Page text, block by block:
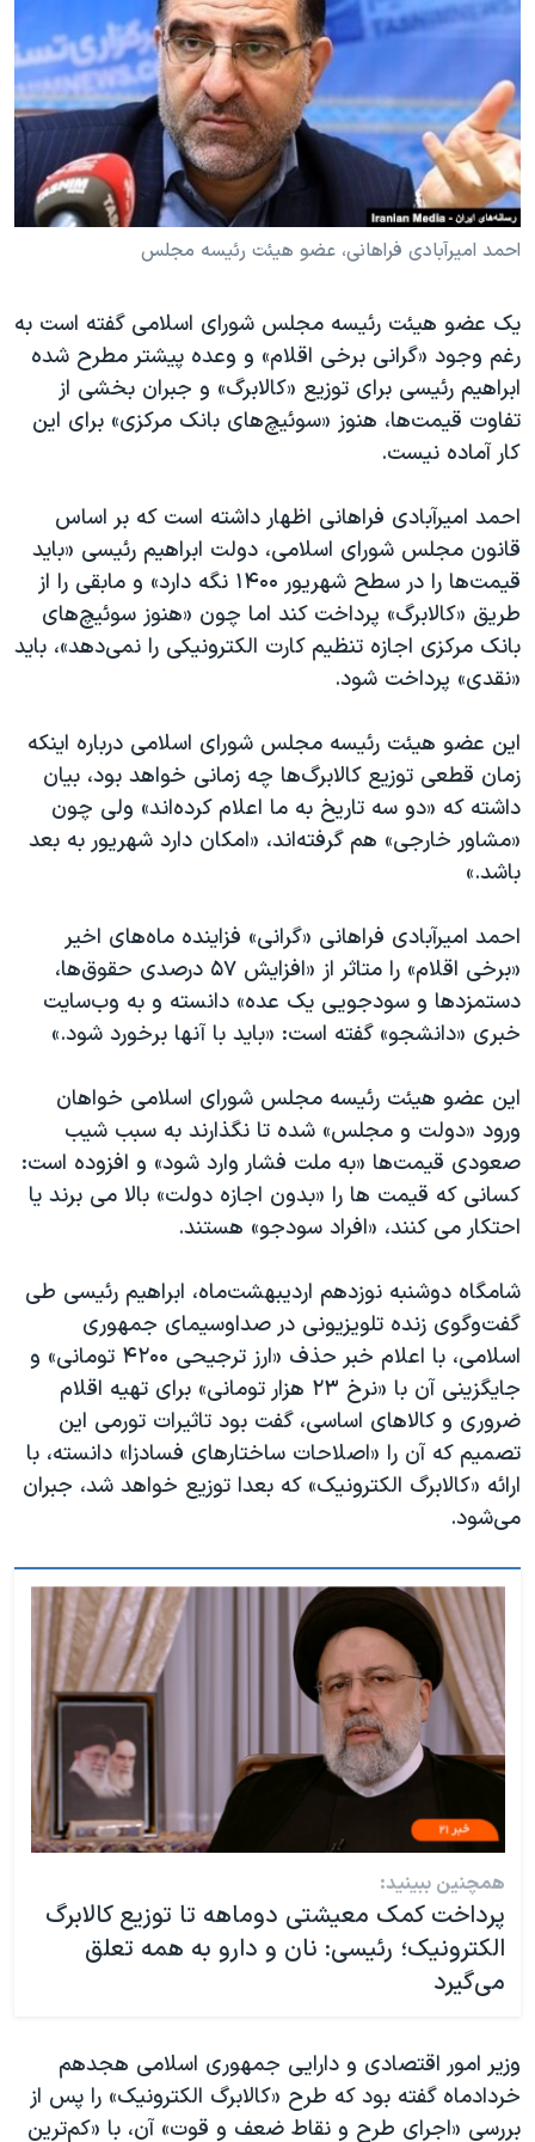
فرهنگ و زندگی
اقتصادی
علم و فناوری
اسرائیل در جنگ
گالری عکس
مستندها
انتخابات ریاست جمهوری آمریکا ۲۰۲۴
حمله جمهوری اسلامی به اسرائیل
رمز مهسا
ورزش زنان در ایران
اعتراضات زن، زندگی، آزادی
تریبونال مردمی آبان ۹۸
دادگاه حمید نوری
چهل سال گروگان‌گیری
قانون شفافیت دارائی کادر رهبری ایران
اسرائیل در جنگ
نرگس محمدی برنده جایزه نوبل صلح
همایش محافظه‌کاران آمریکا «سی‌پک»
صفحه‌های ویژه
دنبال کنید
زبانهای مختلف
احمد امیرآبادی فراهانی، عضو هیئت رئیسه مجلس
یک عضو هیئت رئیسه مجلس شورای اسلامی گفته است به
رغم وجود «گرانی برخی اقلام» و وعده پیشتر مطرح شده
ابراهیم رئیسی برای توزیع «کالابرگ» و جبران بخشی از
تفاوت قیمت‌ها، هنوز «سوئیچ‌های بانک مرکزی» برای این
کار آماده نیست.
احمد امیرآبادی فراهانی اظهار داشته است که بر اساس
قانون مجلس شورای اسلامی، دولت ابراهیم رئیسی «باید
قیمت‌ها را در سطح شهریور ۱۴۰۰ نگه دارد» و مابقی را از
طریق «کالابرگ» پرداخت کند اما چون «هنوز سوئیچ‌های
بانک مرکزی اجازه تنظیم کارت الکترونیکی را نمی‌دهد»، باید
«نقدی» پرداخت شود.
این عضو هیئت رئیسه مجلس شورای اسلامی درباره اینکه
زمان قطعی توزیع کالابرگ‌ها چه زمانی خواهد بود، بیان
داشته که «دو سه تاریخ به ما اعلام کرده‌اند» ولی چون
«مشاور خارجی» هم گرفته‌اند، «امکان دارد شهریور به بعد
باشد.»
احمد امیرآبادی فراهانی «گرانی» فزاینده ماه‌های اخیر
«برخی اقلام» را متاثر از «افزایش ۵۷ درصدی حقوق‌ها،
دستمزد‌ها و سودجویی یک عده» دانسته و به وب‌سایت
خبری «دانشجو» گفته است: «باید با آنها برخورد شود.»
این عضو هیئت رئیسه مجلس شورای اسلامی خواهان
ورود «دولت و مجلس» شده تا نگذارند به سبب شیب
صعودی قیمت‌ها «به ملت فشار وارد شود» و افزوده است:
کسانی که قیمت ها را «بدون اجازه دولت» بالا می برند یا
احتکار می کنند، «افراد سودجو» هستند.
شامگاه دوشنبه نوزدهم اردیبهشت‌ماه، ابراهیم رئیسی طی
گفت‌وگوی زنده تلویزیونی در صداوسیمای جمهوری
اسلامی، با اعلام خبر حذف «ارز ترجیحی ۴۲۰۰ تومانی» و
جایگزینی آن با «نرخ ۲۳ هزار تومانی» برای تهیه اقلام
ضروری و کالاهای اساسی، گفت بود تاثیرات تورمی این
تصمیم که آن را «اصلاحات ساختارهای فسادزا» دانسته، با
ارائه «کالابرگ الکترونیک» که بعدا توزیع خواهد شد، جبران
می‌شود.
همچنین ببینید:
پرداخت کمک معیشتی دوماهه تا توزیع کالابرگ
الکترونیک؛ رئیسی: نان و دارو به همه تعلق
‌می‌گیرد
وزیر امور اقتصادی و دارایی جمهوری اسلامی هجدهم
خردادماه گفته بود که طرح «کالابرگ الکترونیک» را پس از
بررسی «اجرای طرح و نقاط ضعف و قوت» آن، با «کم‌ترین